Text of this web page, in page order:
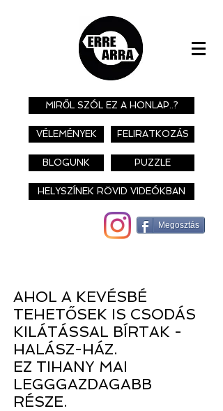
MIRŐL SZÓL EZ A HONLAP..?
VÉLEMÉNYEK FELIRATKOZÁS
BLOGUNK PUZZLE
HELYSZÍNEK RÖVID VIDEÓKBAN
Megosztás
AHOL A KEVÉSBÉ
TEHETŐSEK IS CSODÁS
KILÁTÁSSAL BÍRTAK -
HALÁSZ-HÁZ.
EZ TIHANY MAI
LEGGGAZDAGABB
RÉSZE.